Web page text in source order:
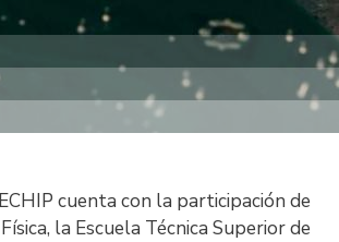
cuenta con la participación de
la Escuela Técnica Superior de